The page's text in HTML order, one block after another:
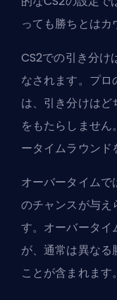
っても勝ちとはカ
CS2での引き分け
なされます。プ
は、引き分けはど
をもたらしませ
ータイムラウンド
オーバータイムで
のチャンスが与え
す。オーバータイ
が、通常は異なる
ことが含まれます。